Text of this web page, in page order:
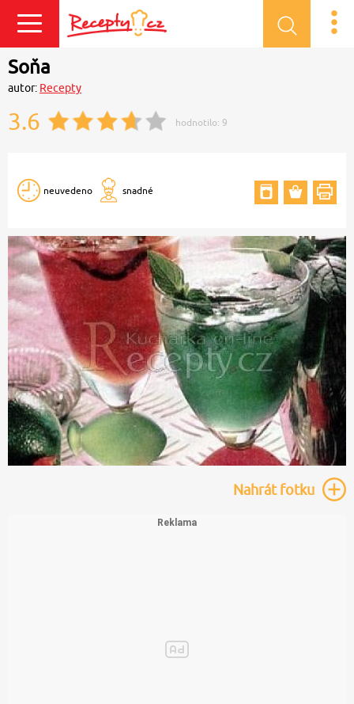
Přihlásit se
Soňa
autor: Recepty
3.6 hodnotilo: 9
neuvedeno snadné
Nahrátfotku